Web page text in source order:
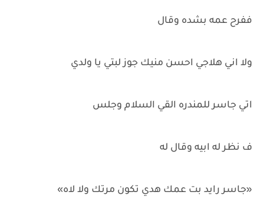
ففرح عمه بشده وقال
ولا اني هلاجي احسن منيك جوز لبتي يا ولدي
اتي جاسر للمندره القي السلام وجلس
ف نظر له ابيه وقال له
«جاسر رايد بت عمك هدي تكون مرتك ولا لاه»